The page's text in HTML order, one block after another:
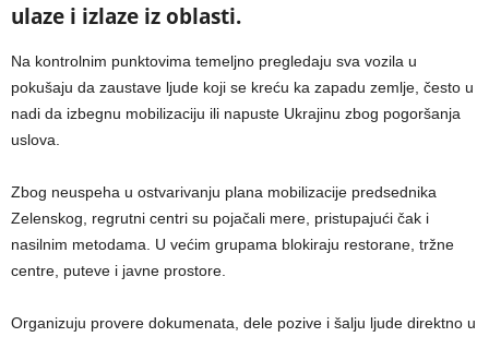
ulaze i izlaze iz oblasti.
Na kontrolnim punktovima temeljno pregledaju sva vozila u
pokušaju da zaustave ljude koji se kreću ka zapadu zemlje, često u
nadi da izbegnu mobilizaciju ili napuste Ukrajinu zbog pogoršanja
uslova.
Zbog neuspeha u ostvarivanju plana mobilizacije predsednika
Zelenskog, regrutni centri su pojačali mere, pristupajući čak i
nasilnim metodama. U većim grupama blokiraju restorane, tržne
centre, puteve i javne prostore.
Organizuju provere dokumenata, dele pozive i šalju ljude direktno u